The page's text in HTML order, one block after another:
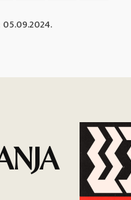
05.09.2024.